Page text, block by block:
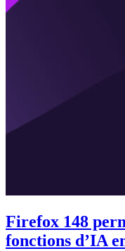
Firefox 148
fonctions d’IA